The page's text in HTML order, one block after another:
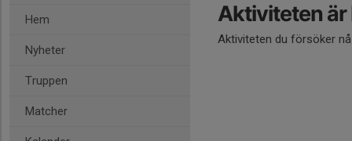
Hem
Nyheter
Truppen
Matcher
Aktiviteten
Aktiviteten du försöker